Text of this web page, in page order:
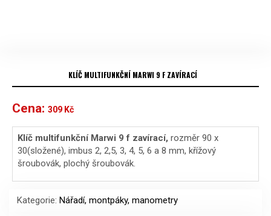
KLÍČ MULTIFUNKČNÍ MARWI 9 F ZAVÍRACÍ
Cena: 309 Kč
Klíč multifunkční Marwi 9 f zavírací, rozměr 90 x
30(složené), imbus 2, 2,5, 3, 4, 5, 6 a 8 mm, křížový
šroubovák, plochý šroubovák.
Kategorie: Nářadí, montpáky, manometry